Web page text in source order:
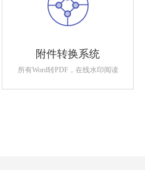
附件转换系统
所有Word转PDF，在线水印阅读